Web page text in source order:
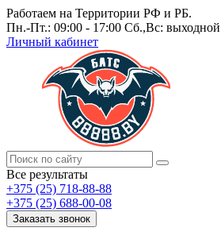
Работаем на Территории РФ и РБ.
Пн.-Пт.: 09:00 - 17:00 Сб.,Вс: выходной
Личный кабинет
Все результаты
+375 (25) 718-88-88
+375 (25) 688-00-08
Заказать звонок